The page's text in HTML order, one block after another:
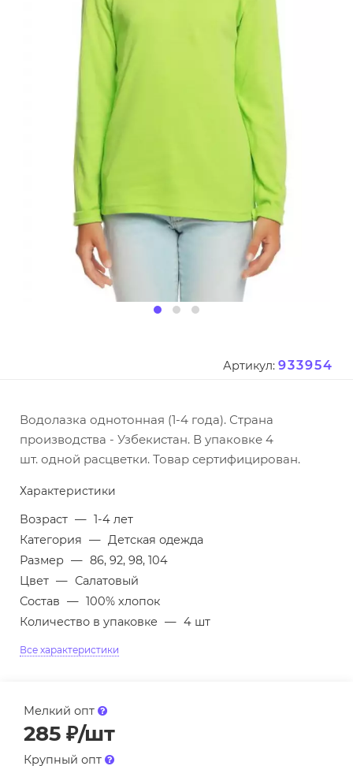
Артикул: 933954
Водолазка однотонная (1-4 года). Страна
производства - Узбекистан. В упаковке 4
шт. одной расцветки. Товар сертифицирован.
Характеристики
Возраст — 1-4 лет
Категория — Детская одежда
Размер — 86, 92, 98, 104
Цвет — Салатовый
Состав — 100% хлопок
Количество в упаковке — 4 шт
Все характеристики
Мелкий опт
285 ₽/шт
Крупный опт